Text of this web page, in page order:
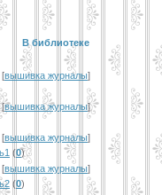
В библиотеке
[вышивка журналы]
[вышивка журналы]
[вышивка журналы]
(0)
[вышивка журналы]
(0)